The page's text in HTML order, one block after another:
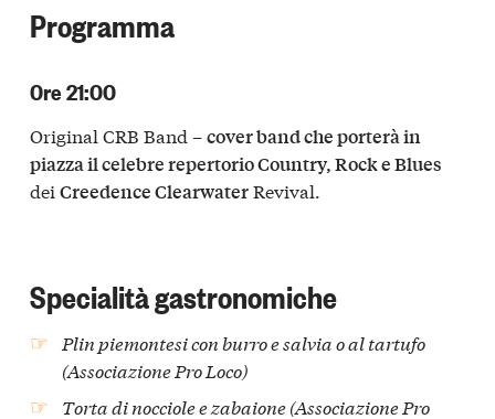
Programma
Ore 21:00
Original CRB Band –cover band che porterà in
piazza il celebre repertorio Country, Rock e Blues
dei Creedence ClearwaterRevival.
Specialità gastronomiche
Plin piemontesi con burro e salvia o al tartufo
(Associazione Pro Loco)
Torta di nocciole e zabaione (Associazione Pro